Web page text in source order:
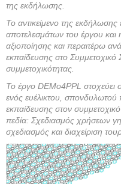
της εκδήλωσης.
Το αντικείμενο της
αποτελεσμάτων του έργου και
αξιοποίησης και περαιτέρω
εκπαίδευσης στο
συμμετοχικότητας.
Το έργο DEMo4PPL στοχεύει
ενός ευέλικτου,
εκπαίδευσης στον
πεδία: Σχεδιασμός χρήσεων
σχεδιασμός και διαχείριση